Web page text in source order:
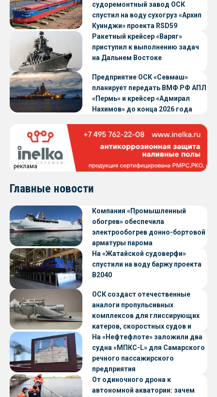
судоремонтный завод ОСК
спустил на воду сухогруз «Архип
Куинджи» проекта RSD59
Ракетный крейсер «Варяг»
приступил к выполнению задач
на Дальнем Востоке
Предприятие ОСК «Севмаш»
планирует передать ВМФ РФ АПЛ
«Пермь» и крейсер «Адмирал
Нахимов» до конца 2026 года
реклама
Главные новости
Компания «Промышленный
обогрев» обеспечила
электрообогрев донно-бортовой
арматуры парома
«Петропавловск» проекта CNF22
На «Жатайской судоверфи»
спустили на воду баржу проекта
В2040
ОСК создаст отечественные
аналоги пропульсивных
комплексов для глиссирующих
катеров, скоростных судов и
судов с малой осадкой
На «Нефтефлоте» заложили два
судна «МПКС-L» для Самарского
речного пассажирского
предприятия
От одиночного дрона к
автономной акватории: зачем